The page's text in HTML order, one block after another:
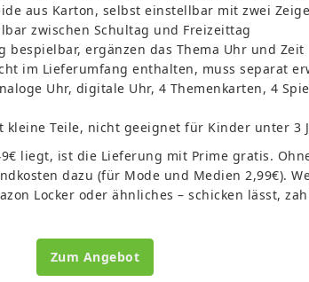
aus Karton, selbst einstellbar mit zwei
zwischen Schultag und Freizeittag
bespielbar, ergänzen das Thema Uhr und Zeit
im Lieferumfang enthalten, muss separat
Uhr, digitale Uhr, 4 Themenkarten, 4
kleine Teile, nicht geeignet für Kinder unter 3
liegt, ist die Lieferung mit Prime gratis.
dazu (für Mode und Medien 2,99€).
Locker oder ähnliches – schicken lässt,
Zum Angebot